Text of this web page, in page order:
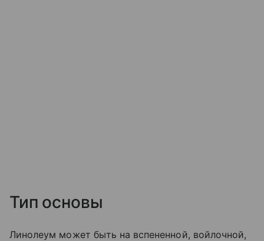
Тип основы
Линолеум может быть на вспененной, войлочной,